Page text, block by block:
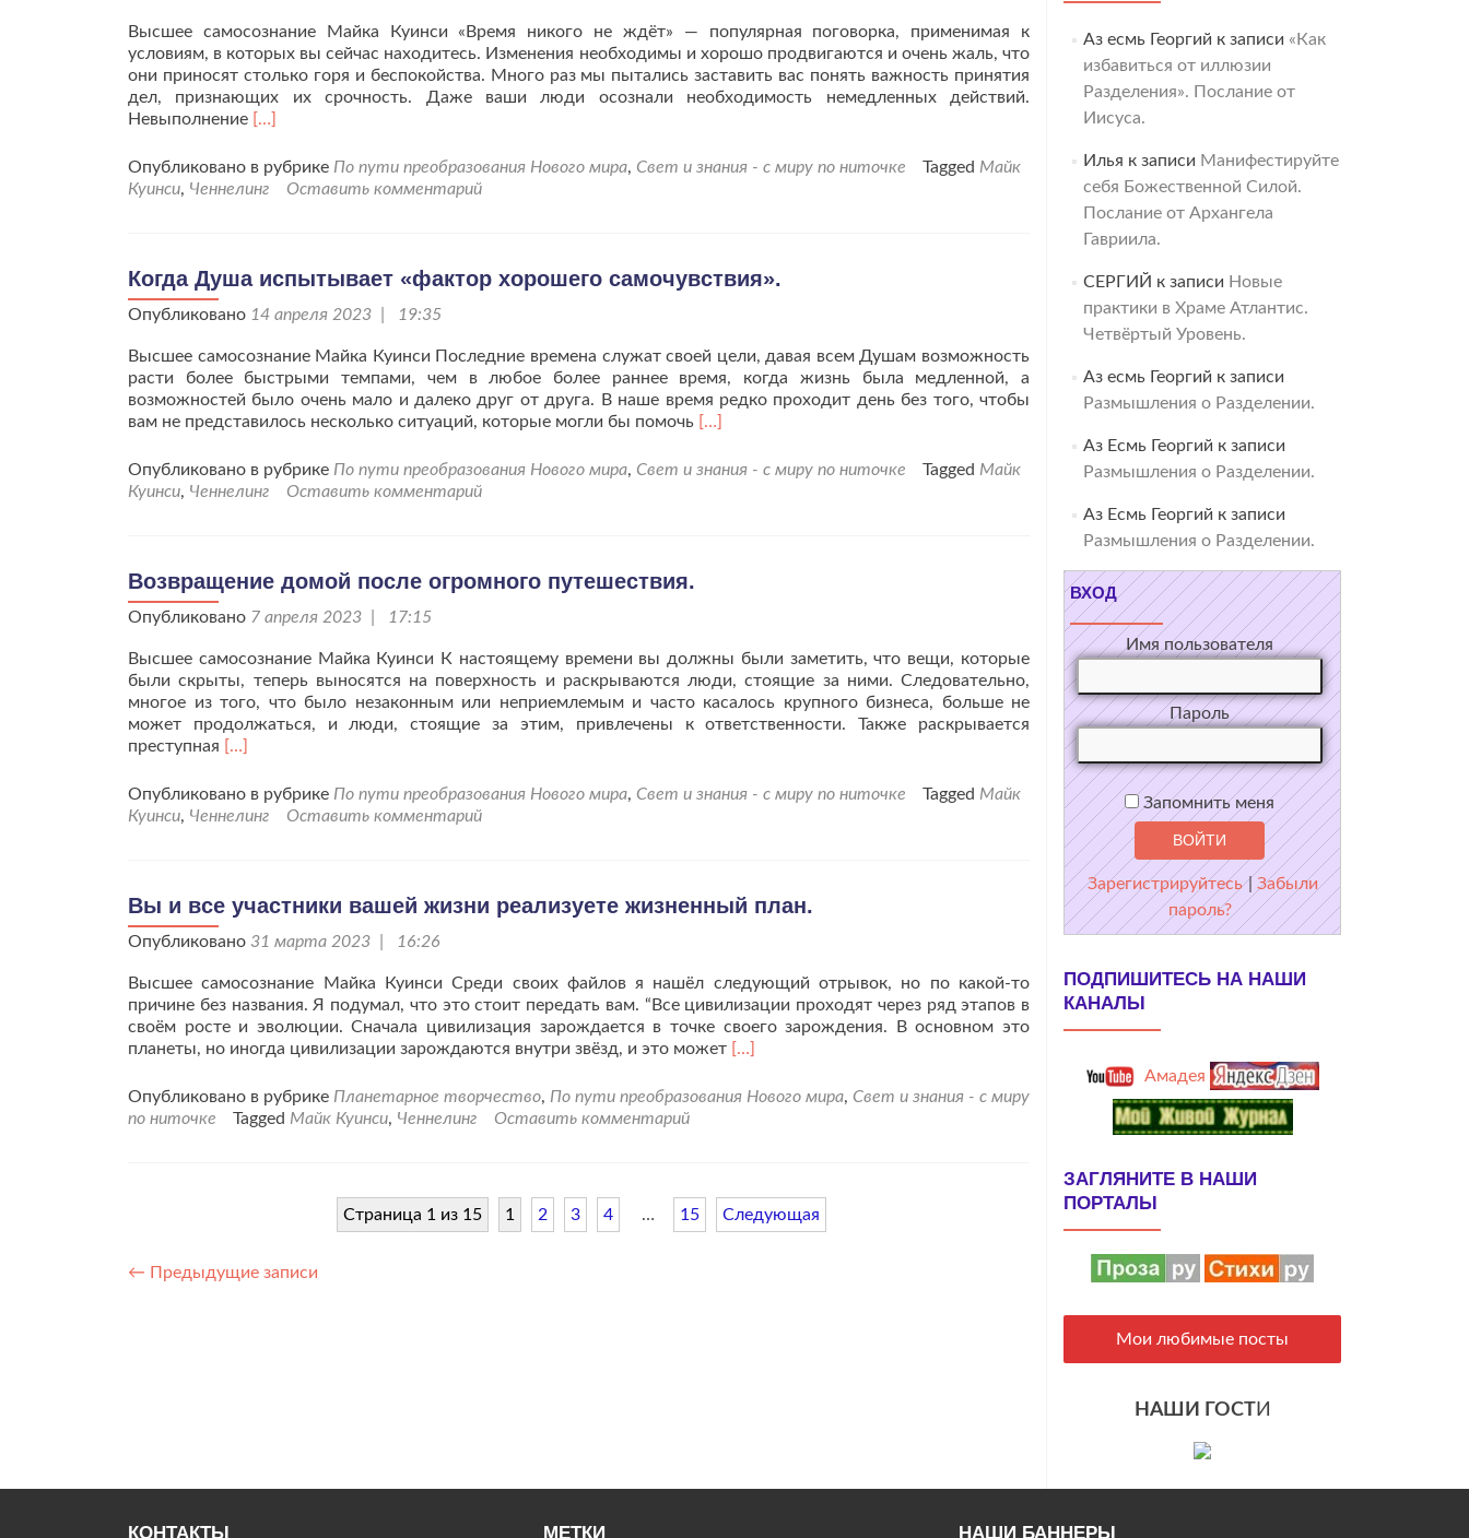
Высшее самосознание Майка Куинси «Время никого не ждёт» — популярная поговорка, применимая к
условиям, в которых вы сейчас находитесь. Изменения необходимы и хорошо продвигаются и очень жаль, что
они приносят столько горя и беспокойства. Много раз мы пытались заставить вас понять важность принятия
дел, признающих их срочность. Даже ваши люди осознали необходимость немедленных действий.
Невыполнение Читать
проПоддерживайте
свои
уровне.
[…]
Опубликовано в рубрике По пути преобразования Нового мира, Свет и знания - с миру по ниточке Tagged Майк
Куинси, Ченнелинг Оставить комментарий
Когда Душа испытывает «фактор хорошего самочувствия».
Опубликовано 14 апреля 2023 | 19:35
Высшее самосознание Майка Куинси Последние времена служат своей цели, давая всем Душам возможность
расти более быстрыми темпами, чем в любое более раннее время, когда жизнь была медленной, а
возможностей было очень мало и далеко друг от друга. В наше время редко проходит день без того, чтобы
вам не представилось несколько ситуаций, которые могли бы помочь Читать
проКогда
[…]
Опубликовано в рубрике По пути преобразования Нового мира, Свет и знания - с миру по ниточке Tagged Майк
Куинси, Ченнелинг Оставить комментарий
Возвращение домой после огромного путешествия.
Опубликовано 7 апреля 2023 | 17:15
Высшее самосознание Майка Куинси К настоящему времени вы должны были заметить, что вещи, которые
были скрыты, теперь выносятся на поверхность и раскрываются люди, стоящие за ними. Следовательно,
многое из того, что было незаконным или неприемлемым и часто касалось крупного бизнеса, больше не
может продолжаться, и люди, стоящие за этим, привлечены к ответственности. Также раскрывается
преступная Читать
проВозвращение
домой
[…]
Опубликовано в рубрике По пути преобразования Нового мира, Свет и знания - с миру по ниточке Tagged Майк
Куинси, Ченнелинг Оставить комментарий
Вы и все участники вашей жизни реализуете жизненный план.
Опубликовано 31 марта 2023 | 16:26
Высшее самосознание Майка Куинси Среди своих файлов я нашёл следующий отрывок, но по какой-то
причине без названия. Я подумал, что это стоит передать вам. “Все цивилизации проходят через ряд этапов в
своём росте и эволюции. Сначала цивилизация зарождается в точке своего зарождения. В основном это
планеты, но иногда цивилизации зарождаются внутри звёзд, и это может Читать
проВы
жизни
реализуете
[…]
Опубликовано в рубрике Планетарное творчество, По пути преобразования Нового мира, Свет и знания - с миру
по ниточке
Tagged Майк Куинси, Ченнелинг Оставить комментарий
Страница 1 из 15 1 2 3 4 … 15 Следующая
Навигация
← Предыдущие записи
Аз есмь Георгий к записи «Как
избавиться от иллюзии
Разделения». Послание от
Иисуса.
Илья к записи Манифестируйте
себя Божественной Силой.
Послание от Архангела
Гавриила.
СЕРГИЙ к записи Новые
практики в Храме Атлантис.
Четвёртый Уровень.
Аз есмь Георгий к записи
Размышления о Разделении.
Аз Есмь Георгий к записи
Размышления о Разделении.
Аз Есмь Георгий к записи
Размышления о Разделении.
ВХОД
Имя пользователя
Пароль
Запомнить меня
Зарегистрируйтесь | Забыли
пароль?
ПОДПИШИТЕСЬ НА НАШИ
КАНАЛЫ
Амадея
ЗАГЛЯНИТЕ В НАШИ
ПОРТАЛЫ
Мои любимые посты
НАШИ ГОСТИ
КОНТАКТЫ МЕТКИ НАШИ БАННЕРЫ